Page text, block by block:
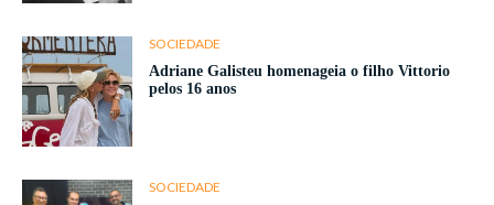
SOCIEDADE
Adriane Galisteu homenageia o filho Vittorio
pelos 16 anos
SOCIEDADE